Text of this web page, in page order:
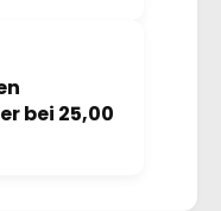
bei 25,00